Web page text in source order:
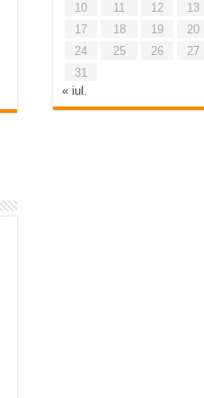
10
11 12 13
17
18 19 20
24
25 26 27
31
« iul.